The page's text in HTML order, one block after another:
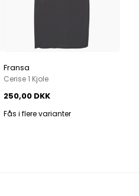
Fransa
Cerise 1 Kjole
250,00 DKK
Fås i flere varianter